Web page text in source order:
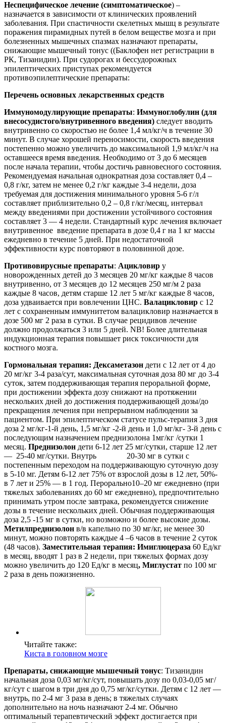
Неспецифическое лечение (симптоматическое) –
назначается в зависимости от клинических проявлений
заболевания. При спастичности скелетных мышц в результате
поражения пирамидных путей в белом веществе мозга и при
болезненных мышечных спазмах назначают препараты,
снижающие мышечный тонус ((Баклофен нет регистрации в
РК, Тизанидин). При судорогах и бессудорожных
эпилептических приступах рекомендуется
противоэпилептические препараты:
Перечень основных лекарственных средств
Иммуномодулирующие препараты: Иммуноглобулин (для
внесосудистого/внутривенного введения) следует вводить
внутривенно со скоростью не более 1,4 мл/кг/ч в течение 30
минут. В случае хорошей переносимости, скорость введения
постепенно можно увеличить до максимальной 1,9 мл/кг/ч на
оставшееся время введения. Необходимо от 3 до 6 месяцев
после начала терапии, чтобы достичь равновесного состояния.
Рекомендуемая начальная однократная доза составляет 0,4 –
0,8 г/кг, затем не менее 0,2 г/кг каждые 3-4 недели, доза
требуемая для достижения минимального уровня 5-6 г/л
составляет приблизительно 0,2 – 0,8 г/кг/месяц, интервал
между введениями при достижении устойчивого состояния
составляет 3 — 4 недели. Стандартный курс лечения включает
внутривенное введение препарата в дозе 0,4 г на 1 кг массы
ежедневно в течение 5 дней. При недостаточной
эффективности курс повторяют в половинной дозе.
Противовирусные препараты: Ацикловир у
новорожденных детей до 3 месяцев 20 мг/кг каждые 8 часов
внутривенно, от 3 месяцев до 12 месяцев 250 мг/м 2 раза
каждые 8 часов, детям старше 12 лет 5 мг/кг каждые 8 часов,
доза удваивается при вовлечении ЦНС. Валацикловир с 12
лет с сохраненным иммунитетом валацикловир назначается в
дозе 500 мг 2 раза в сутки. В случае рецидивов лечение
должно продолжаться 3 или 5 дней. NB! Более длительная
индукционная терапия повышает риск токсичности для
костного мозга.
Гормональная терапия: Дексаметазон дети с 12 лет от 4 до
20 мг/кг 3-4 раза/сут, максимальная суточная доза 80 мг до 3-4
суток, затем поддерживающая терапия пероральной форме,
при достижении эффекта дозу снижают на протяжении
нескольких дней до достижения поддерживающей дозы/до
прекращения лечения при непрерывном наблюдении за
пациентом. При эпилептическом статусе пульс-терапия 3 дня
доза 2 мг/кг-1-й день, 1,5 мг/кг -2-й день и 1,0 мг/кг- 3-й день с
последующим назначением преднизолона 1мг/кг /сутки 1
месяц. Преднизолон дети 6-12 лет 25 мг/сутки, старше 12 лет
— 25-40 мг/сутки. Внутрь 20-30 мг в сутки с
постепенным переходом на поддерживающую суточную дозу
в 5-10 мг. Детям 6-12 лет 75% от взрослой дозы в 12 лет, 50%-
в 7 лет и 25% — в 1 год. Перорально10–20 мг ежедневно (при
тяжелых заболеваниях до 60 мг ежедневно), предпочтительно
принимать утром после завтрака, рекомендуется снижение
дозы в течение нескольких дней. Обычная поддерживающая
доза 2,5 -15 мг в сутки, но возможно и более высокие дозы.
Метилпреднизолон в/в капельно по 30 мг/кг, не менее 30
минут, можно повторять каждые 4 –6 часов в течение 2 суток
(48 часов). Заместительная терапия: Имиглюцераза 60 Ед/кг
в месяц, вводят 1 раз в 2 недели, при тяжелых формах дозу
можно увеличить до 120 Ед/кг в месяц, Миглустат по 100 мг
2 раза в день пожизненно.
Читайте также:
Киста в головном мозге
Препараты, снижающие мышечный тонус: Тизанидин
начальная доза 0,03 мг/кг/сут, повышать дозу по 0,03-0,05 мг/
кг/сут с шагом в три дня до 0,75 мг/кг/сутки. Детям с 12 лет —
внутрь, по 2-4 мг 3 раза в день; в тяжелых случаях
дополнительно на ночь назначают 2-4 мг. Обычно
оптимальный терапевтический эффект достигается при